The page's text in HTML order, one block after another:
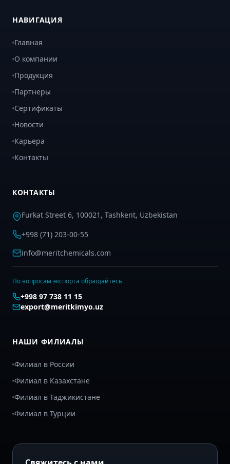
НАВИГАЦИЯ
Главная
О компании
Продукция
Партнеры
Сертификаты
Новости
Карьера
Контакты
КОНТАКТЫ
Furkat Street 6, 100021, Tashkent, Uzbekistan
+998 (71) 203-00-55
info@meritchemicals.com
По вопросам экспорта обращайтесь
+998 97 738 11 15
export@meritkimyo.uz
НАШИ ФИЛИАЛЫ
Филиал в России
Филиал в Казахстане
Филиал в Таджикистане
Филиал в Турции